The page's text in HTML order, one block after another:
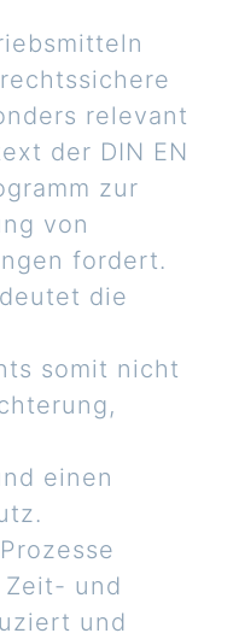
relevant
der DIN EN
zur
von
fordert.
die
somit nicht
einen
und
und